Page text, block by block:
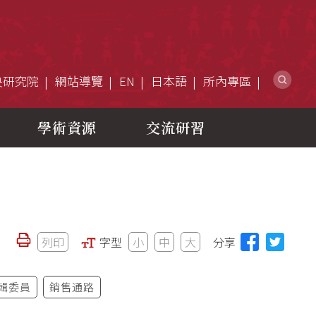
究院 網站導覽 EN 日本語 所內專區
學術資源 交流研習
列印 字型 小 中 大 分享
委員 銷售通路